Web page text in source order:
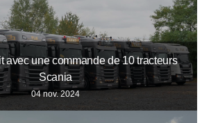
avec une commande de 10 tracteurs
Scania
04 nov. 2024